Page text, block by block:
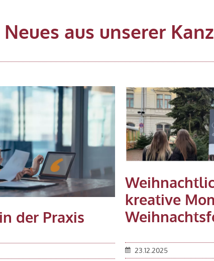
Neues aus unserer
der Praxis
kreative
23.12.2025